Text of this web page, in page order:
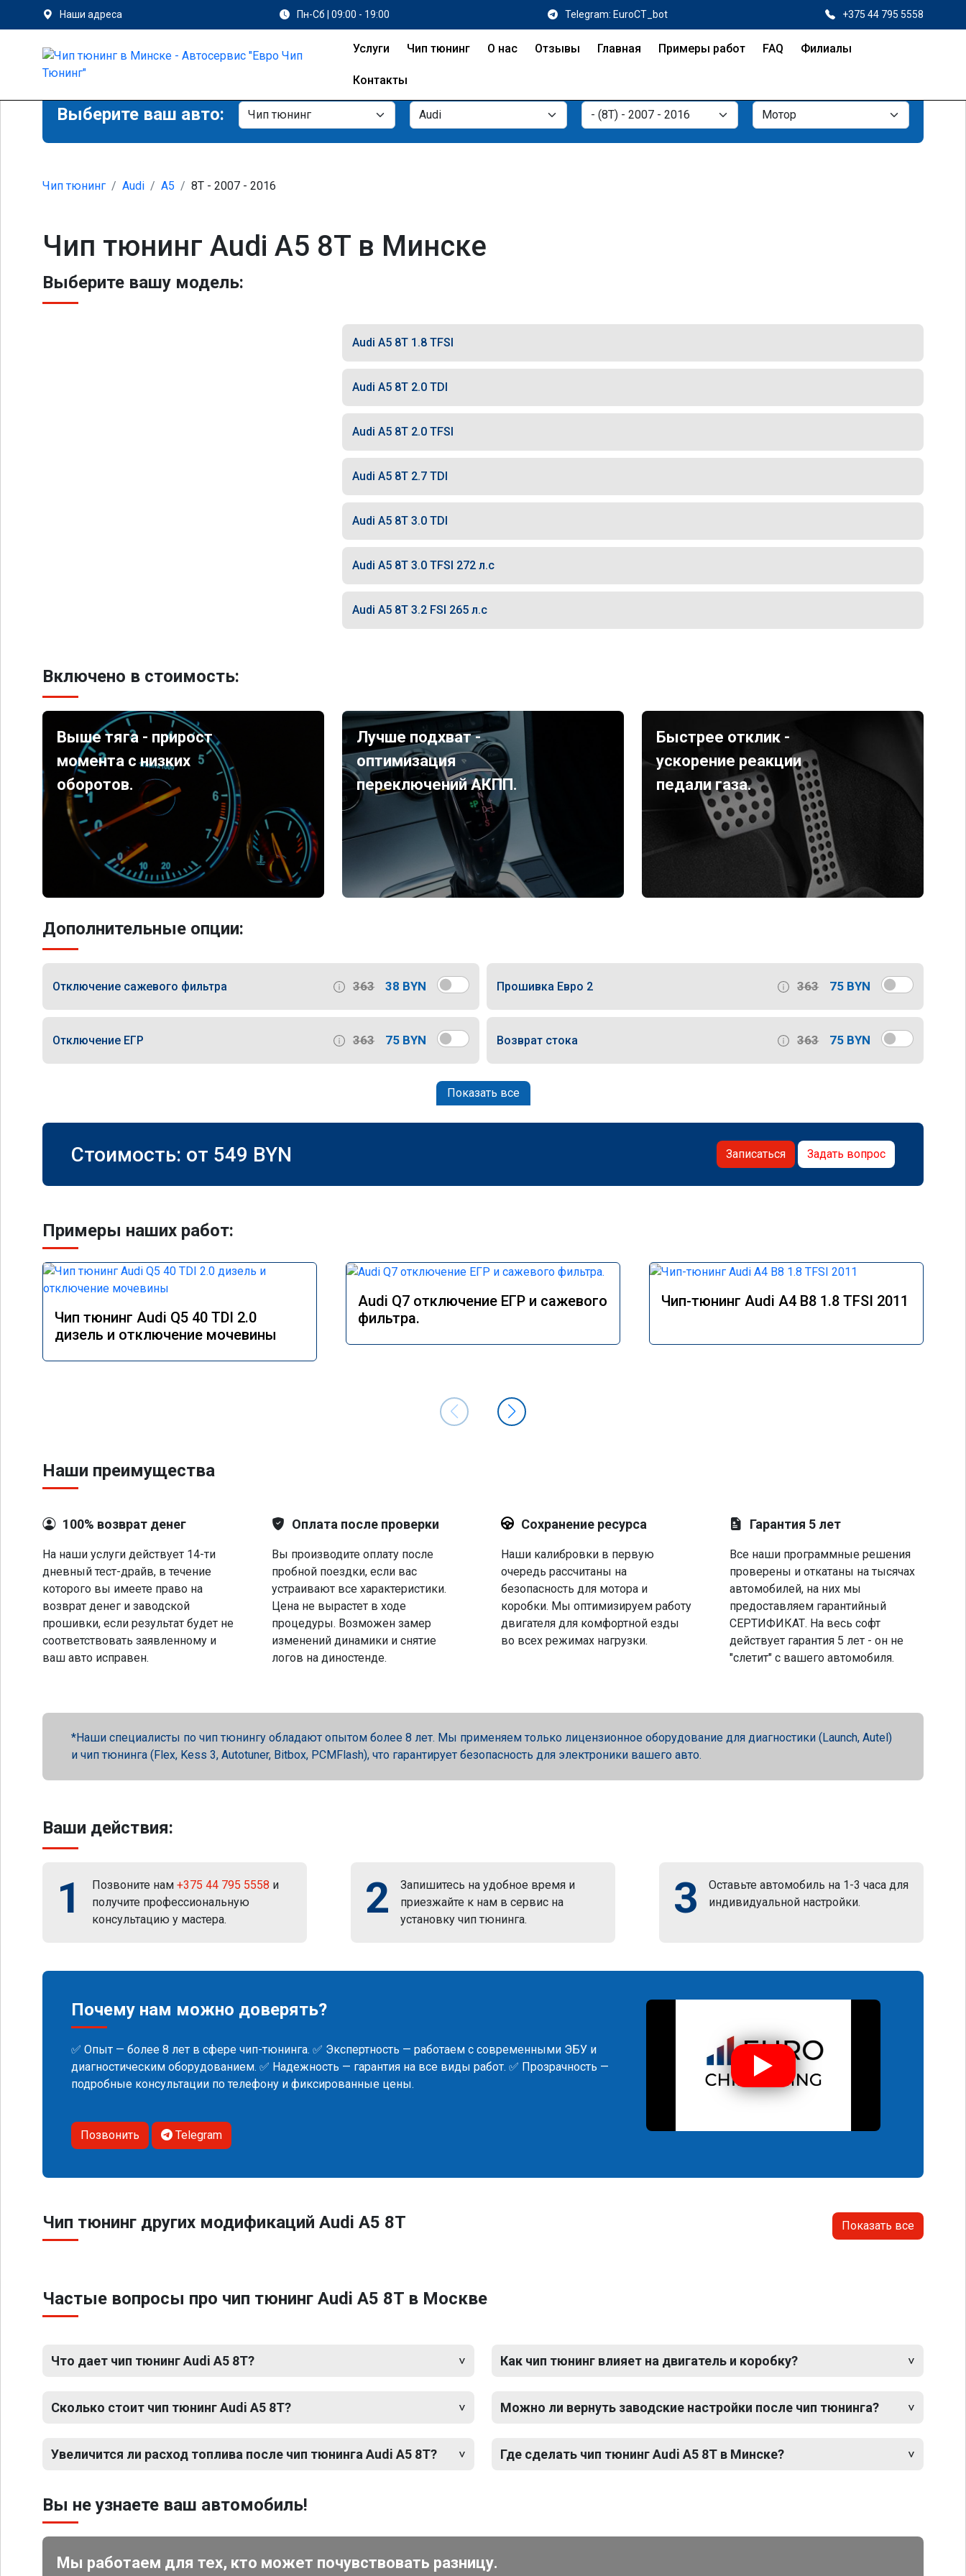
Наши адреса Пн-Сб | 09:00 - 19:00 Telegram: EuroCT_bot +375 44 795 5558
Услуги Чип тюнинг О нас Отзывы Главная Примеры работ FAQ Филиалы
Контакты
Выберите ваш авто:
Чип тюнинг Audi A5 8T - 2007 - 2016
Чип тюнинг Audi A5 8T в Минске
Выберите вашу модель:
Audi A5 8T 1.8 TFSI
Audi A5 8T 2.0 TDI
Audi A5 8T 2.0 TFSI
Audi A5 8T 2.7 TDI
Audi A5 8T 3.0 TDI
Audi A5 8T 3.0 TFSI 272 л.с
Audi A5 8T 3.2 FSI 265 л.с
Включено в стоимость:
Выше тяга - прирост
момента с низких
оборотов.
Лучше подхват -
оптимизация
переключений АКПП.
Быстрее отклик -
ускорение реакции
педали газа.
Дополнительные опции:
Отключение сажевого фильтра 363 38 BYN Прошивка Евро 2 363 75 BYN
Отключение ЕГР 363 75 BYN Возврат стока 363 75 BYN
Показать все
Стоимость: от 549 BYN Записаться Задать вопрос
Примеры наших работ:
Чип тюнинг Audi Q5 40 TDI 2.0
дизель и отключение мочевины
Audi Q7 отключение ЕГР и сажевого
фильтра.
Чип-тюнинг Audi A4 B8 1.8 TFSI 2011
Наши преимущества
100% возврат денег
На наши услуги действует 14-ти
дневный тест-драйв, в течение
которого вы имеете право на
возврат денег и заводской
прошивки, если результат будет не
соответствовать заявленному и
ваш авто исправен.
Оплата после проверки
Вы производите оплату после
пробной поездки, если вас
устраивают все характеристики.
Цена не вырастет в ходе
процедуры. Возможен замер
изменений динамики и снятие
логов на диностенде.
Сохранение ресурса
Наши калибровки в первую
очередь рассчитаны на
безопасность для мотора и
коробки. Мы оптимизируем работу
двигателя для комфортной езды
во всех режимах нагрузки.
Гарантия 5 лет
Все наши программные решения
проверены и откатаны на тысячах
автомобилей, на них мы
предоставляем гарантийный
СЕРТИФИКАТ. На весь софт
действует гарантия 5 лет - он не
"слетит" с вашего автомобиля.
Наши специалисты по чип тюнингу обладают опытом более 8 лет. Мы применяем только лицензионное оборудование для диагностики (Launch, Autel)
и чип тюнинга (Flex, Kess 3, Autotuner, Bitbox, PCMFlash), что гарантирует безопасность для электроники вашего авто.
Ваши действия:
1 Позвоните нам +375 44 795 5558 и
получите профессиональную
консультацию у мастера.
2
Запишитесь на удобное время и
приезжайте к нам в сервис на
установку чип тюнинга.
3
Оставьте автомобиль на 1-3 часа для
индивидуальной настройки.
Почему нам можно доверять?
✅ Опыт — более 8 лет в сфере чип-тюнинга. ✅ Экспертность — работаем с современными ЭБУ и
диагностическим оборудованием. ✅ Надежность — гарантия на все виды работ. ✅ Прозрачность —
подробные консультации по телефону и фиксированные цены.
Позвонить Telegram
Чип тюнинг других модификаций Audi A5 8T Показать все
Частые вопросы про чип тюнинг Audi A5 8T в Москве
Что дает чип тюнинг Audi A5 8T?
Сколько стоит чип тюнинг Audi A5 8T?
Увеличится ли расход топлива после чип тюнинга Audi A5 8T?
Как чип тюнинг влияет на двигатель и коробку?
Можно ли вернуть заводские настройки после чип тюнинга?
Где сделать чип тюнинг Audi A5 8T в Минске?
Вы не узнаете ваш автомобиль!
Мы работаем для тех, кто может почувствовать разницу.